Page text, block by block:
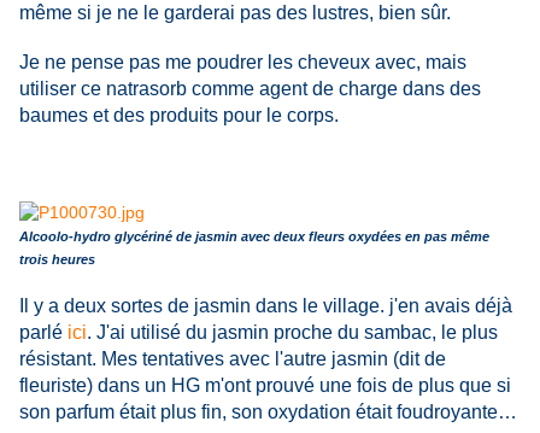
même si je ne le garderai pas des lustres, bien sûr.
Je ne pense pas me poudrer les cheveux avec, mais
utiliser ce natrasorb comme agent de charge dans des
baumes et des produits pour le corps.
Alcoolo-hydro glycériné de jasmin avec deux fleurs oxydées en pas même
trois heures
Il y a deux sortes de jasmin dans le village. j'en avais déjà
parlé ici. J'ai utilisé du jasmin proche du sambac, le plus
résistant. Mes tentatives avec l'autre jasmin (dit de
fleuriste) dans un HG m'ont prouvé une fois de plus que si
son parfum était plus fin, son oxydation était foudroyante…